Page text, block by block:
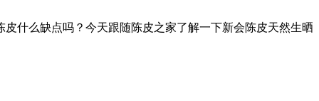
什么缺点吗？今天跟随陈皮之家了解一下新会陈皮天然生晒